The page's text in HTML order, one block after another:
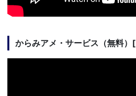
からみアメ・サービス（無料）[